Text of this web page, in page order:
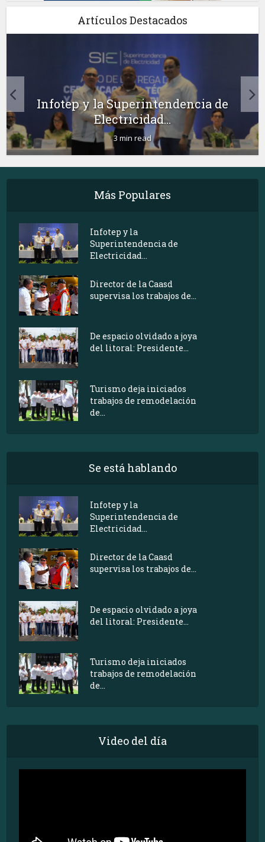
Artículos Destacados
Infotep y la Superintendencia de
Electricidad...
3 min read
Más Populares
Infotep y la
Superintendencia de
Electricidad...
Director de la Caasd
supervisa los trabajos de...
De espacio olvidado a joya
del litoral: Presidente...
Turismo deja iniciados
trabajos de remodelación
de...
Se está hablando
Infotep y la
Superintendencia de
Electricidad...
Director de la Caasd
supervisa los trabajos de...
De espacio olvidado a joya
del litoral: Presidente...
Turismo deja iniciados
trabajos de remodelación
de...
Video del día